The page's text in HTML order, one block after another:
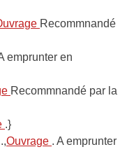
Recommnandé
emprunter en
Recommnandé par la
.}
Ouvrage . A emprunter